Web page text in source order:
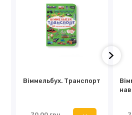
Віммельбух. Транспорт